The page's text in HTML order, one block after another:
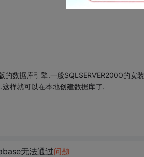
数据库引擎.一般SQLSERVER2000的安
样就可以在本地创建数据库了.
无法通过问题